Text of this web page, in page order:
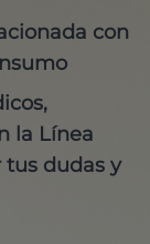
con
la Línea
tus dudas y